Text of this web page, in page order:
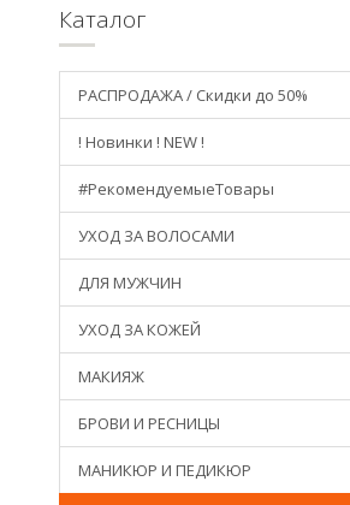
Каталог
РАСПРОДАЖА / Скидки до 50%
! Новинки ! NEW !
#РекомендуемыеТовары
УХОД ЗА ВОЛОСАМИ
ДЛЯ МУЖЧИН
УХОД ЗА КОЖЕЙ
МАКИЯЖ
БРОВИ И РЕСНИЦЫ
МАНИКЮР И ПЕДИКЮР